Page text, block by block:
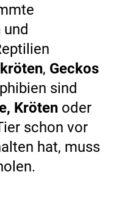
und
, Geckos
sind
Kröten oder
schon vor
hat, muss